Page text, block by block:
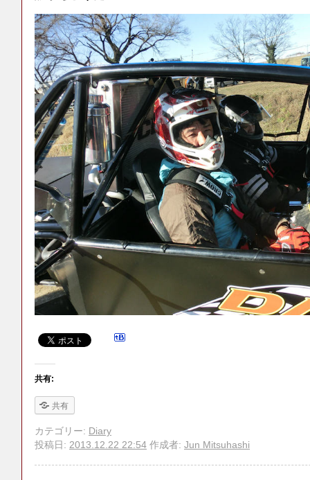
共有:
共有
カテゴリー: Diary
投稿日: 2013.12.22 22:54 作成者: Jun Mitsuhashi